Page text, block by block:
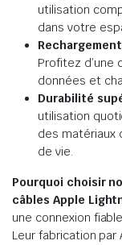
utilisation
dans votre
Profitez d’une
données et
Durabilité
utilisation
des matériaux
de vie.
Pourquoi choisir
câbles Apple
une connexion
Leur fabrication